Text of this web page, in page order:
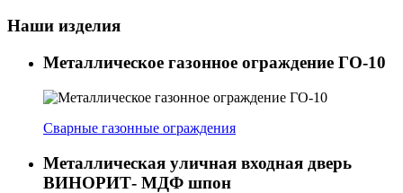
Наши изделия
Металлическое газонное ограждение ГО-10
Сварные газонные ограждения
Металлическая уличная входная дверь
ВИНОРИТ- МДФ шпон